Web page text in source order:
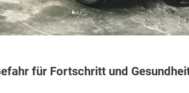
für Fortschritt und